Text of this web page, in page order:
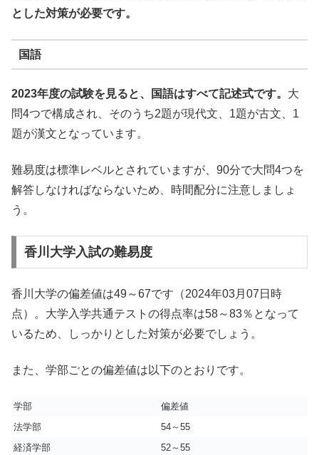
とした対策が必要です。
国語
2023年度の試験を見ると、国語はすべて記述式です。 大
問4つで構成され、そのうち2題が現代文、1題が古文、1
題が漢文となっています。
難易度は標準レベルとされていますが、90分で大問4つを
解答しなければならないため、時間配分に注意しましょ
う。
香川大学入試の難易度
香川大学の偏差値は49～67です（2024年03月07日時
点）。大学入学共通テストの得点率は58～83％となって
いるため、しっかりとした対策が必要でしょう。
また、学部ごとの偏差値は以下のとおりです。
学部
偏差値
法学部
54～55
経済学部
52～55